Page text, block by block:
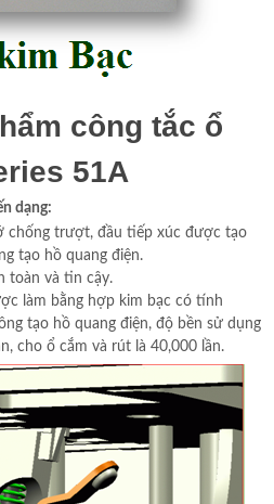
công tắc ổ
51A
dạng:
chống trượt, đầu tiếp xúc được tạo
tạo hồ quang điện.
toàn và tin cậy.
làm bằng hợp kim bạc có tính
tạo hồ quang điện, độ bền sử dụng
cho ổ cắm và rút là 40,000 lần.